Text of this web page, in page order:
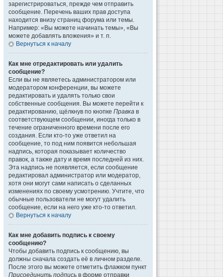
зарегистрироваться, прежде чем отправить
сообщение. Перечень ваших прав доступа
находится внизу страниц форума или темы.
Например: «Вы можете начинать темы», «Вы
можете добавлять вложения» и т. п.
Вернуться к началу
Как мне отредактировать или удалить
сообщение?
Если вы не являетесь администратором или
модератором конференции, вы можете
редактировать и удалять только свои
собственные сообщения. Вы можете перейти к
редактированию, щёлкнув по кнопке Правка в
соответствующем сообщении, иногда только в
течение ограниченного времени после его
создания. Если кто-то уже ответил на
сообщение, то под ним появится небольшая
надпись, которая показывает количество
правок, а также дату и время последней из них.
Эта надпись не появляется, если сообщение
редактировал администратор или модератор,
хотя они могут сами написать о сделанных
изменениях по своему усмотрению. Учтите, что
обычные пользователи не могут удалить
сообщение, если на него уже кто-то ответил.
Вернуться к началу
Как мне добавить подпись к своему
сообщению?
Чтобы добавить подпись к сообщению, вы
должны сначала создать её в личном разделе.
После этого вы можете отметить флажком пункт
Присоединить подпись в форме отправки